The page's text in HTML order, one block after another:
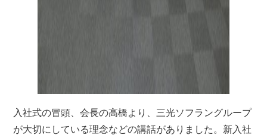
入社式の冒頭、会長の高橋より、三光ソフラングループ
が大切にしている理念などの講話がありました。新入社